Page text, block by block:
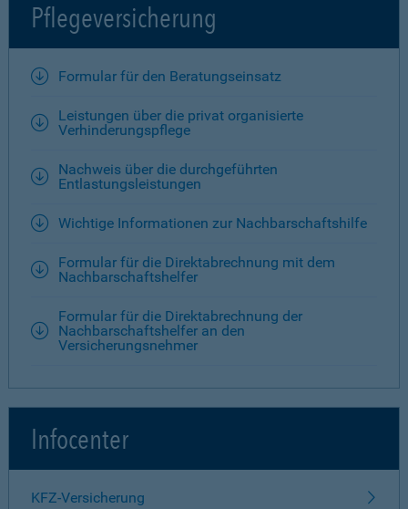
Pflegeversicherung
Formular für den Beratungseinsatz
Leistungen über die privat organisierte
Verhinderungspflege
Nachweis über die durchgeführten
Entlastungsleistungen
Wichtige Informationen zur Nachbarschaftshilfe
Formular für die Direktabrechnung mit dem
Nachbarschaftshelfer
Formular für die Direktabrechnung der
Nachbarschaftshelfer an den
Versicherungsnehmer
Infocenter
KFZ-Versicherung